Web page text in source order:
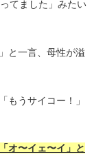
てました」みたい
と一言、母性が溢
もうサイコー！」
オ〜イェ〜イ」と